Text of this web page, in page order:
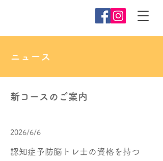
ニュース
新コースのご案内
2026/6/6
認知症予防脳トレ士の資格を持つ